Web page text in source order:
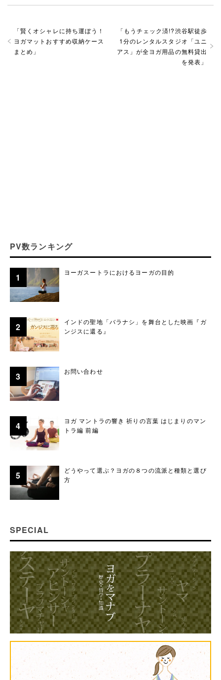
「 もうチェック済!?渋谷駅徒歩
1分のレンタルスタジオ「ユニ
アス」が全ヨガ用品の無料貸出
を発表 」
「賢くオシャレに持ち運ぼう！
ヨガマットおすすめ収納ケース
まとめ 」
PV数ランキング
ヨーガスートラにおけるヨーガの目的
インドの聖地「バラナシ」を舞台とした映画『ガ
ンジスに還る』
お問い合わせ
ヨガ マントラの響き 祈りの言葉 はじまりのマン
トラ編 前編
どうやって選ぶ？ヨガの８つの流派と種類と選び
方
SPECIAL